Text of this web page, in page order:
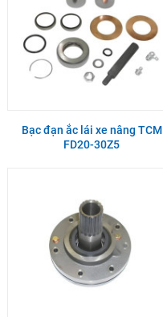
Bạc đạn ắc lái xe nâng TCM
FD20-30Z5